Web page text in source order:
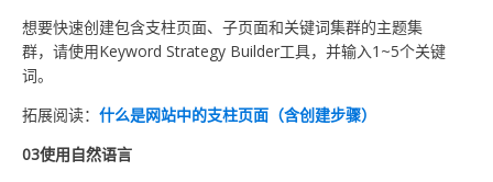
想要快速创建包含支柱页面、子页面和关键词集群的主题集
群，请使用Keyword Strategy Builder工具，并输入1~5个关键
词。
拓展阅读： 什么是网站中的支柱页面（含创建步骤）
03使用自然语言